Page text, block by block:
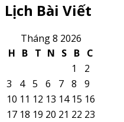
Lịch Bài Viết
Tháng 8 2026
H B T N S B C
1
2
3
4 5 6 7 8
9
10 11 12 13 14 15 16
17 18 19 20 21 22 23